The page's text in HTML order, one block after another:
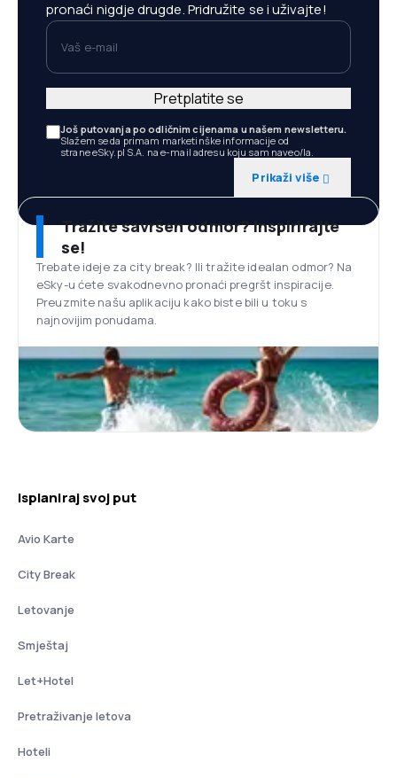
pronaći nigdje drugde. Pridružite se i uživajte!
Vaš e-mail
Još putovanja po odličnim cijenama u našem newsletteru.
Slažem se da primam marketinške informacije od
strane eSky.pl S.A. na e-mail adresu koju sam naveo/la.
Prikaži više
Pretplatite se
Tražite savršen odmor? Inspirirajte
se!
Trebate ideje za city break? Ili tražite idealan odmor? Na
eSky-u ćete svakodnevno pronaći pregršt inspiracije.
Preuzmite našu aplikaciju kako biste bili u toku s
najnovijim ponudama.
Isplaniraj svoj put
Avio Karte
City Break
Letovanje
Smještaj
Let+Hotel
Pretraživanje letova
Hoteli